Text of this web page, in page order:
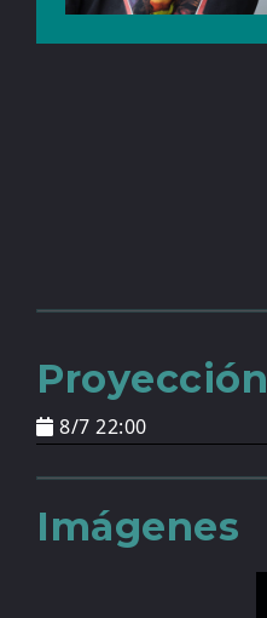
Proyección
8/7 22:00
Imágenes